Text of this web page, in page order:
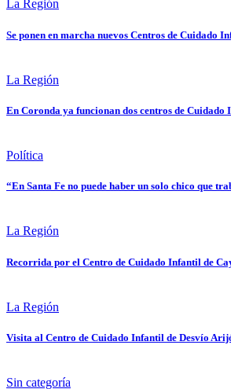
La Región
Se ponen en marcha nuevos Centros de Cuidado
La Región
En Coronda ya funcionan dos centros de Cuidado
Política
“En Santa Fe no puede haber un solo chico que
La Región
Recorrida por el Centro de Cuidado Infantil de
La Región
Visita al Centro de Cuidado Infantil de Desvío
Sin categoría